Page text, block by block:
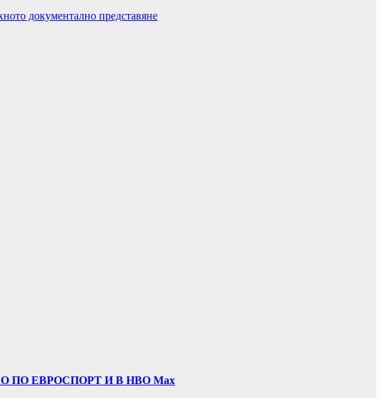
документално представяне
ПО ЕВРОСПОРТ И В НВО Мах